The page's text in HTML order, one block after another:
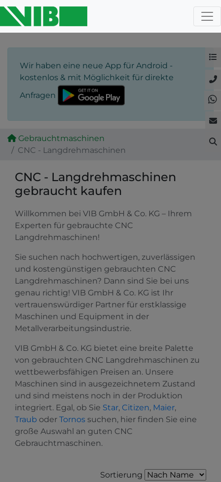
Wir haben eine neue App für Android -
kostenlos & mit Möglichkeit für direkte
Anfragen
Gebrauchtmaschinen
CNC - Langdrehmaschinen
CNC - Langdrehmaschinen
gebraucht kaufen
Willkommen bei VIB GmbH & Co. KG – Ihrem
Experten für gebrauchte CNC
Langdrehmaschinen!
Sie suchen nach hochwertigen, zuverlässigen
und kostengünstigen gebrauchten CNC
Langdrehmaschinen? Dann sind Sie bei uns
genau richtig! VIB GmbH & Co. KG ist Ihr
vertrauenswürdiger Partner für erstklassige
Maschinen und Equipment in der
Metallverarbeitungsindustrie.
VIB GmbH & Co. KG bietet eine breite Palette
von gebrauchten CNC Langdrehmaschinen zu
wettbewerbsfähigen Preisen an. Unsere
Maschinen sind in ausgezeichnetem Zustand
und sind meistens noch in der Produktion
integriert. Egal, ob Sie Star, Citizen, Maier,
Traub oder Tornos suchen, hier finden Sie eine
große Auswahl an guten CNC
Gebrauchtmaschinen.
Sortierung